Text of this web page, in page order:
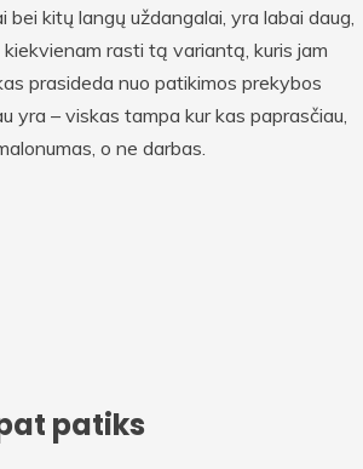
bei kitų langų uždangalai, yra labai daug,
rasti tą variantą, kuris jam
prasideda nuo patikimos prekybos
yra – viskas tampa kur kas paprasčiau,
o ne darbas.
patiks